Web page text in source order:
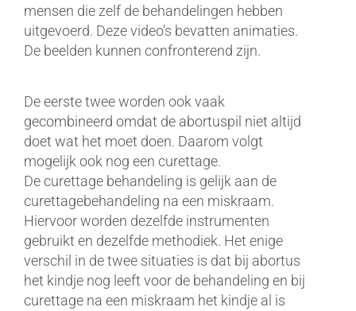
mensen die zelf de behandelingen hebben
uitgevoerd. Deze video’s bevatten animaties.
De beelden kunnen confronterend zijn.
De eerste twee worden ook vaak
gecombineerd omdat de abortuspil niet altijd
doet wat het moet doen. Daarom volgt
mogelijk ook nog een curettage.
De curettage behandeling is gelijk aan de
curettagebehandeling na een miskraam.
Hiervoor worden dezelfde instrumenten
gebruikt en dezelfde methodiek. Het enige
verschil in de twee situaties is dat bij abortus
het kindje nog leeft voor de behandeling en bij
curettage na een miskraam het kindje al is